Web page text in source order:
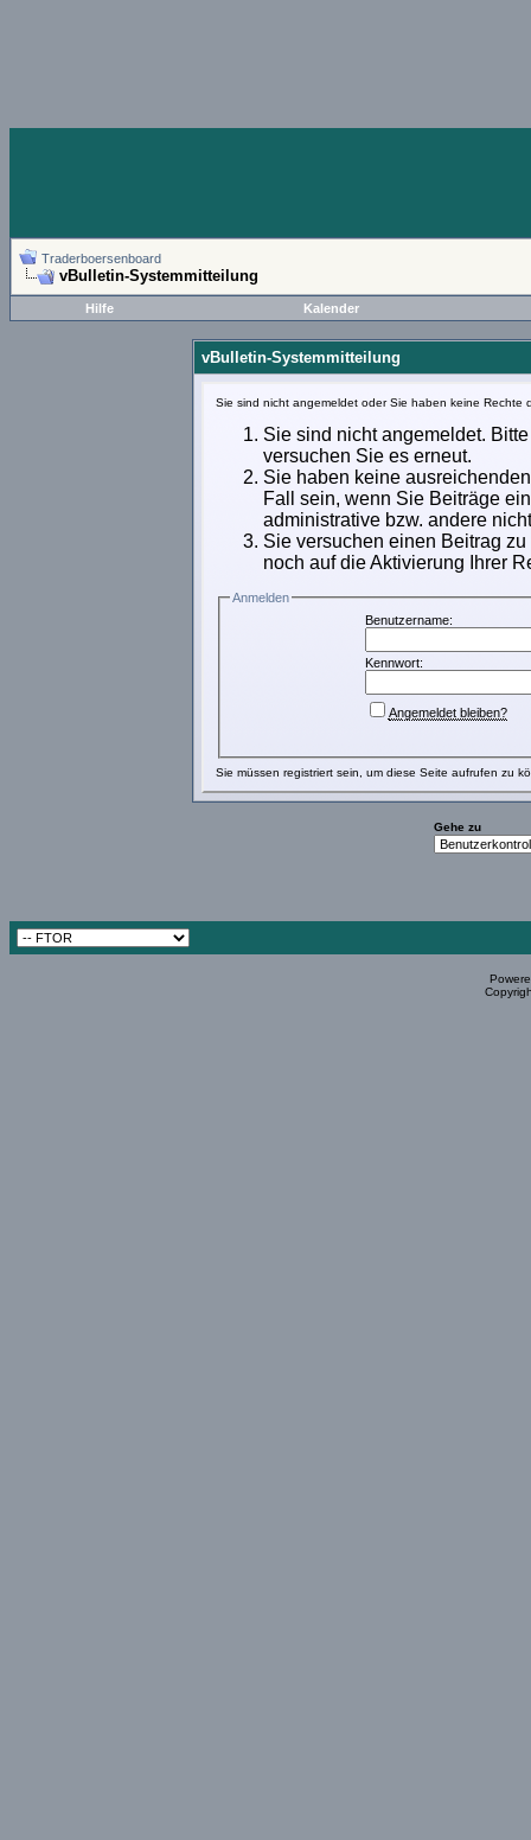
Traderboersenboard
vBulletin-Systemmitteilung
Hilfe Kalender
vBulletin-Systemmitteilung
Sie sind nicht angemeldet oder Sie haben keine
Sie sind nicht angemeldet.
versuchen Sie es erneut.
Sie haben keine
Fall sein, wenn Sie Beiträge
administrative bzw. andere
Sie versuchen einen Beitrag
noch auf die Aktivierung Ihrer
Anmelden
Benutzername:
Kennwort:
Angemeldet bleiben?
Sie müssen registriert sein, um diese Seite aufrufen zu
Gehe zu